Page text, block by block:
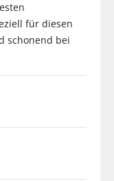
für diesen
schonend bei